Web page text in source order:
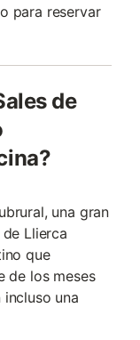
para reservar
de
una gran
Llierca
que
de los meses
incluso una